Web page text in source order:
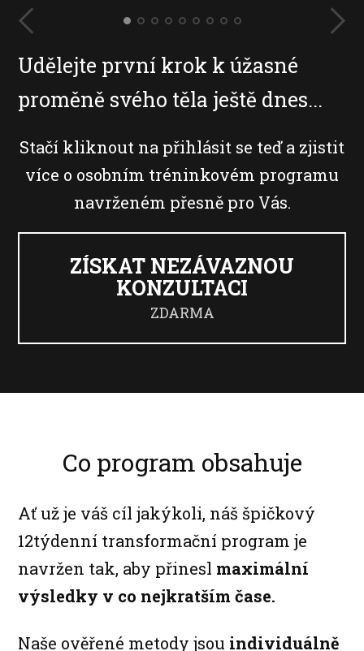
Udělejte první krok k úžasné
proměně svého těla ještě dnes...
Stačí kliknout na přihlásit se teď a zjistit
více o osobním tréninkovém programu
navrženém přesně pro Vás.
ZÍSKAT NEZÁVAZNOU
KONZULTACI
ZDARMA
Co program obsahuje
Ať už je váš cíl jakýkoli, náš špičkový
12týdenní transformační program je
navržen tak, aby přinesl maximální
výsledky v co nejkratším čase.
Naše ověřené metody jsou individuálně